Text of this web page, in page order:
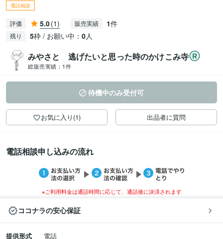
電話相談
評価 5.0(1) 販売実績 1件
残り 5枠 / お願い中： 0人
みやさと 逃げたいと思った時のかけこみ寺
総販売実績： 1件
待機中のみ受付可
お気に入り(1) 出品者に質問
電話相談申し込みの流れ
※ご利用料金は通話時間に応じて、通話後に決済されます
ココナラの安心保証
提供形式
電話